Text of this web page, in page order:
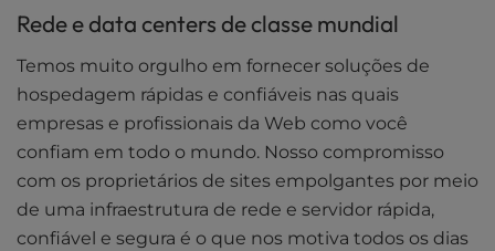
Rede e data centers de classe mundial
Temos muito orgulho em fornecer soluções de
hospedagem rápidas e confiáveis nas quais
empresas e profissionais da Web como você
confiam em todo o mundo. Nosso compromisso
com os proprietários de sites empolgantes por meio
de uma infraestrutura de rede e servidor rápida,
confiável e segura é o que nos motiva todos os dias